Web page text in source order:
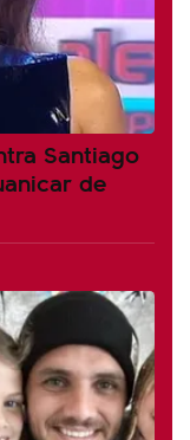
Santiago
de